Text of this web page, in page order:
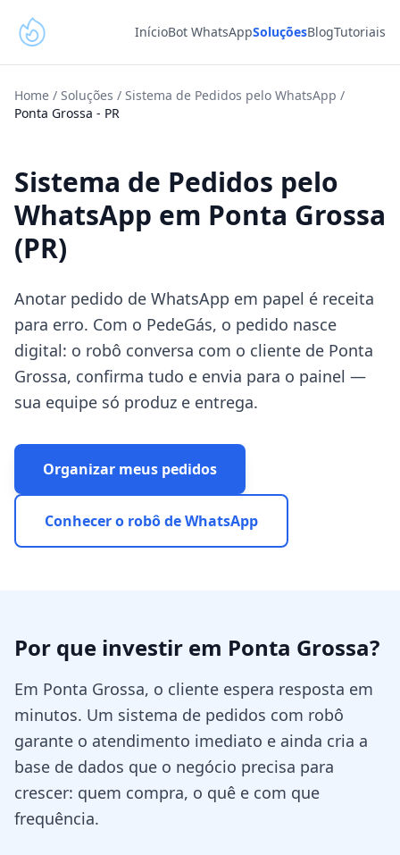
InícioBot WhatsAppSoluçõesBlogTutoriais
Home / Soluções / Sistema de Pedidos pelo WhatsApp /
Ponta Grossa - PR
Sistema de Pedidos pelo
WhatsApp em Ponta Grossa
(PR)
Anotar pedido de WhatsApp em papel é receita
para erro. Com o PedeGás, o pedido nasce
digital: o robô conversa com o cliente de Ponta
Grossa, confirma tudo e envia para o painel —
sua equipe só produz e entrega.
Organizar meus pedidos
Conhecer o robô de WhatsApp
Por que investir em Ponta Grossa?
Em Ponta Grossa, o cliente espera resposta em
minutos. Um sistema de pedidos com robô
garante o atendimento imediato e ainda cria a
base de dados que o negócio precisa para
crescer: quem compra, o quê e com que
frequência.